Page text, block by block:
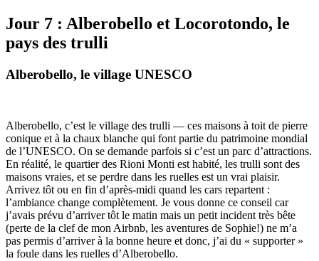
Jour 7 : Alberobello et Locorotondo, le
pays des trulli
Alberobello, le village UNESCO
Alberobello, c’est le village des trulli — ces maisons à toit de pierre
conique et à la chaux blanche qui font partie du patrimoine mondial
de l’UNESCO. On se demande parfois si c’est un parc d’attractions.
En réalité, le quartier des Rioni Monti est habité, les trulli sont des
maisons vraies, et se perdre dans les ruelles est un vrai plaisir.
Arrivez tôt ou en fin d’après-midi quand les cars repartent :
l’ambiance change complètement. Je vous donne ce conseil car
j’avais prévu d’arriver tôt le matin mais un petit incident très bête
(perte de la clef de mon Airbnb, les aventures de Sophie!) ne m’a
pas permis d’arriver à la bonne heure et donc, j’ai du « supporter »
la foule dans les ruelles d’Alberobello.